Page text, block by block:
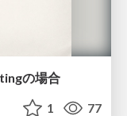
の場合
1 77